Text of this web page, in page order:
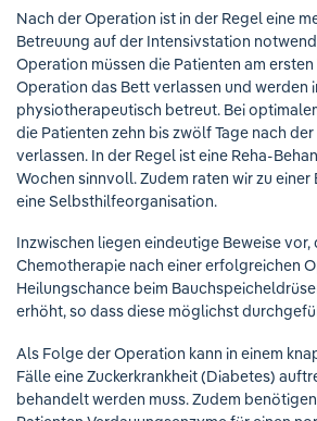
Nach der Operation ist in der Regel eine
Betreuung auf der Intensivstation
Operation müssen die Patienten am ersten
Operation das Bett verlassen und werden
physiotherapeutisch betreut. Bei
die Patienten zehn bis zwölf Tage nach
verlassen. In der Regel ist eine Reha-
Wochen sinnvoll. Zudem raten wir zu
eine Selbsthilfeorganisation.
Inzwischen liegen eindeutige Beweise vor,
Chemotherapie nach einer erfolgreichen
Heilungschance beim
erhöht, so dass diese möglichst
Als Folge der Operation kann in einem
Fälle eine Zuckerkrankheit (Diabetes)
behandelt werden muss. Zudem